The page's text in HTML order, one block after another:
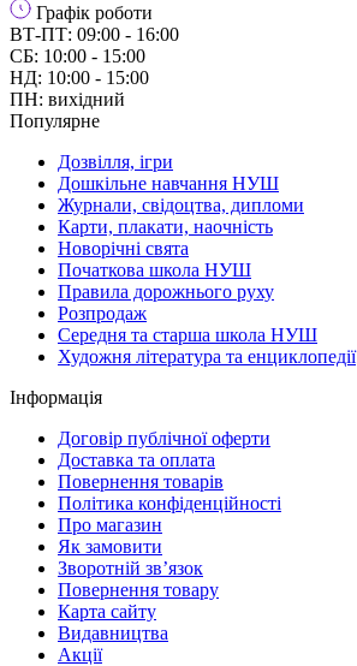
Графік роботи
ВТ-ПТ: 09:00 - 16:00
СБ: 10:00 - 15:00
НД: 10:00 - 15:00
ПН: вихідний
Популярне
Дозвілля, ігри
Дошкільне навчання НУШ
Журнали, свідоцтва, дипломи
Карти, плакати, наочність
Новорічні свята
Початкова школа НУШ
Правила дорожнього руху
Розпродаж
Середня та старша школа НУШ
Художня література та енциклопедії
Інформація
Договір публічної оферти
Доставка та оплата
Повернення товарів
Політика конфіденційності
Про магазин
Як замовити
Зворотній зв’язок
Повернення товару
Карта сайту
Видавництва
Акції